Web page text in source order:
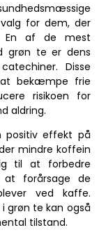
for dem, der
En af de mest
grøn te er dens
Disse
bekæmpe frie
risikoen for
aldring.
positiv effekt på
mindre koffein
til at forbedre
at forårsage de
ved kaffe.
grøn te kan også
tilstand.